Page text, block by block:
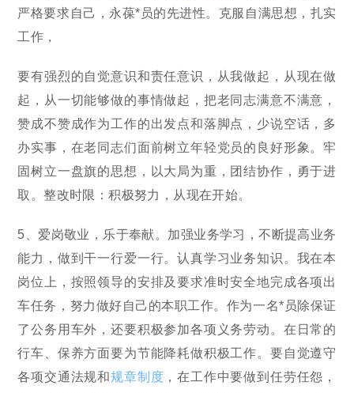
严格要求自己，永葆*员的先进性。克服自满思想，扎实
工作，
要有强烈的自觉意识和责任意识，从我做起，从现在做
起，从一切能够做的事情做起，把老同志满意不满意，
赞成不赞成作为工作的出发点和落脚点，少说空话，多
办实事，在老同志们面前树立年轻党员的良好形象。牢
固树立一盘旗的思想，以大局为重，团结协作，勇于进
取。整改时限：积极努力，从现在开始。
5、爱岗敬业，乐于奉献。加强业务学习，不断提高业务
能力，做到干一行爱一行。认真学习业务知识。我在本
岗位上，按照领导的安排及要求准时安全地完成各项出
车任务，努力做好自己的本职工作。作为一名*员除保证
了公务用车外，还要积极参加各项义务劳动。在日常的
行车、保养方面要为节能降耗做积极工作。要自觉遵守
各项交通法规和规章制度 ，在工作中要做到任劳任怨，